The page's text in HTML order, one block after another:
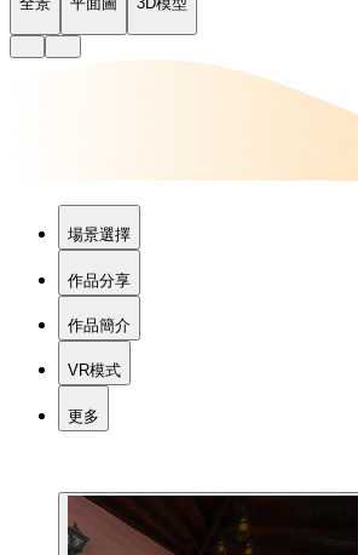
場景選擇
作品分享
作品簡介
VR模式
更多